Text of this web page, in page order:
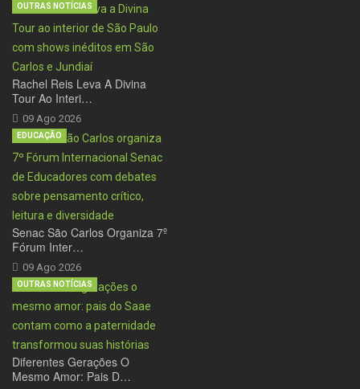
Rachel Reis Leva A Divina
Tour Ao Interi…
09 Ago 2026
OUTRAS NOTÍCIAS
Senac São Carlos Organiza 7º
Fórum Inter…
09 Ago 2026
EDUCAÇÃO
Diferentes Gerações O
Mesmo Amor: Pais D…
OUTRAS NOTÍCIAS